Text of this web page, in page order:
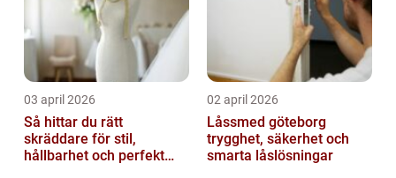
03 april 2026
Så hittar du rätt
skräddare för stil,
hållbarhet och perfekt
02 april 2026
Låssmed göteborg
trygghet, säkerhet och
smarta låslösningar